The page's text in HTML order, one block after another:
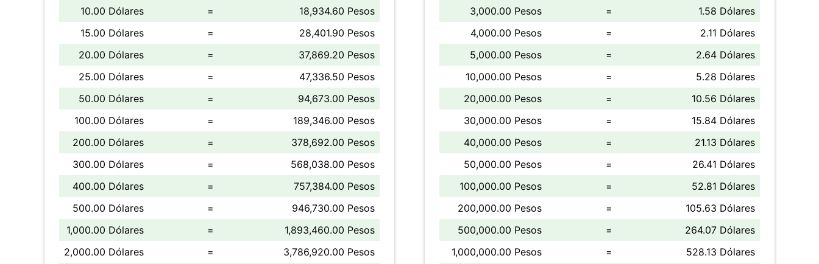
10.00 Dólares
=
18,934.60 Pesos
15.00 Dólares
=
28,401.90 Pesos
20.00 Dólares
=
37,869.20 Pesos
25.00 Dólares
=
47,336.50 Pesos
50.00 Dólares
=
94,673.00 Pesos
100.00 Dólares
=
189,346.00 Pesos
200.00 Dólares
=
378,692.00 Pesos
300.00 Dólares
=
568,038.00 Pesos
400.00 Dólares
=
757,384.00 Pesos
500.00 Dólares
=
946,730.00 Pesos
1,000.00 Dólares
=
1,893,460.00 Pesos
2,000.00 Dólares
= 3,786,920.00 Pesos
3,000.00 Pesos
=
1.58 Dólares
4,000.00 Pesos
=
2.11 Dólares
5,000.00 Pesos
=
2.64 Dólares
10,000.00 Pesos
=
5.28 Dólares
20,000.00 Pesos
=
10.56 Dólares
30,000.00 Pesos
=
15.84 Dólares
40,000.00 Pesos
=
21.13 Dólares
50,000.00 Pesos
=
26.41 Dólares
100,000.00 Pesos
=
52.81 Dólares
200,000.00 Pesos
=
105.63 Dólares
500,000.00 Pesos
=
264.07 Dólares
1,000,000.00 Pesos
= 528.13 Dólares